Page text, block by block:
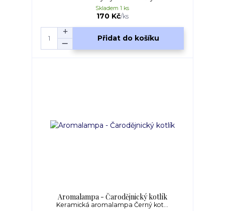
170 Kč/ks
Skladem 1 ks
Přidat do košíku
Aromalampa - Čarodějnický kotlík
Keramická aromalampa Černý kot...